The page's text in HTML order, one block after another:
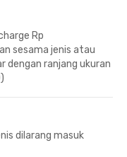
Rp
sesama jenis atau
dengan ranjang ukuran
dilarang masuk